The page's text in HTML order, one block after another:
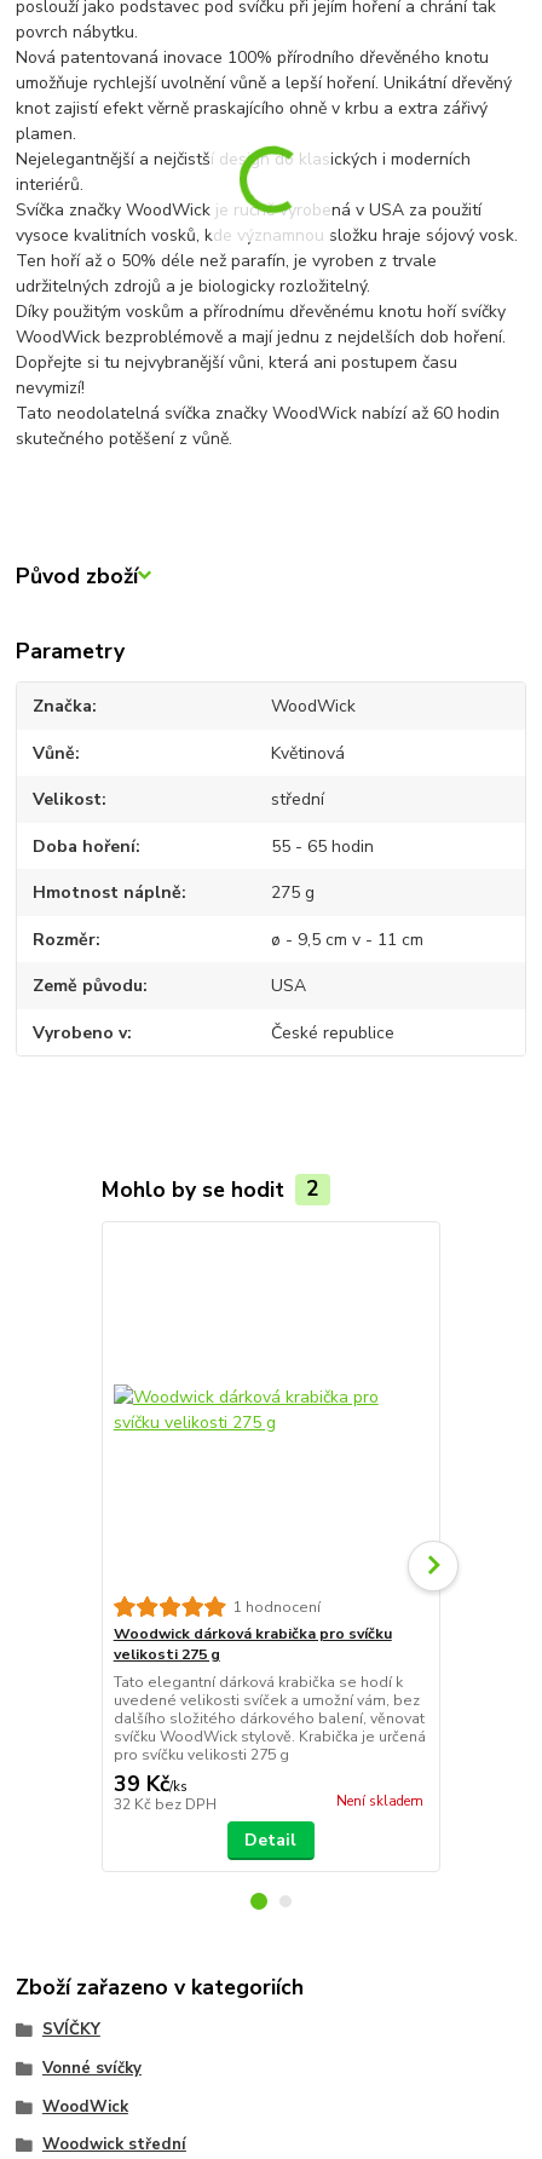
poslouží jako podstavec pod svíčku při jejím hoření a chrání tak
povrch nábytku.
Nová patentovaná inovace 100% přírodního dřevěného knotu
umožňuje rychlejší uvolnění vůně a lepší hoření. Unikátní dřevěný
knot zajistí efekt věrně praskajícího ohně v krbu a extra zářivý
plamen.
Nejelegantnější a nejčistší design do klasických i moderních
interiérů.
Svíčka značky WoodWick je ručně vyrobená v USA za použití
vysoce kvalitních vosků, kde významnou složku hraje sójový vosk.
Ten hoří až o 50% déle než parafín, je vyroben z trvale
udržitelných zdrojů a je biologicky rozložitelný.
Díky použitým voskům a přírodnímu dřevěnému knotu hoří svíčky
WoodWick bezproblémově a mají jednu z nejdelších dob hoření.
Dopřejte si tu nejvybranější vůni, která ani postupem času
nevymizí!
Tato neodolatelná svíčka značky WoodWick nabízí až 60 hodin
skutečného potěšení z vůně.
Původ zboží
Parametry
Značka WoodWick
Vůně Květinová
Velikost střední
Doba hoření 55 - 65 hodin
Hmotnost náplně 275 g
Rozměr ø - 9,5 cm v - 11 cm
Země původu USA
Vyrobeno v České republice
Mohlo by se hodit 2
1 hodnocení
Woodwick dárková krabička pro svíčku
velikosti 275 g
Tato elegantní dárková krabička se hodí k
uvedené velikosti svíček a umožní vám, bez
dalšího složitého dárkového balení, věnovat
svíčku WoodWick stylově. Krabička je určená
pro svíčku velikosti 275 g
39 Kč/ks
32 Kč bez DPH Není skladem
Detail
Zboží zařazeno v kategoriích
SVÍČKY
Vonné svíčky
WoodWick
Woodwick střední